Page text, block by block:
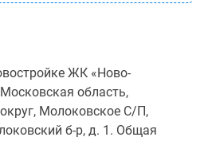
ЖК «Ново-
область,
Молоковское С/П,
б-р, д. 1. Общая